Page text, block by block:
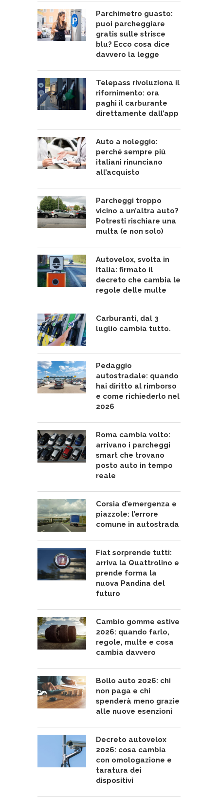
Parchimetro guasto:
puoi parcheggiare
gratis sulle strisce
blu? Ecco cosa dice
davvero la legge
Telepass rivoluziona il
rifornimento: ora
paghi il carburante
direttamente dall’app
Auto a noleggio:
perché sempre più
italiani rinunciano
all’acquisto
Parcheggi troppo
vicino a un’altra auto?
Potresti rischiare una
multa (e non solo)
Autovelox, svolta in
Italia: firmato il
decreto che cambia le
regole delle multe
Carburanti, dal 3
luglio cambia tutto.
Pedaggio
autostradale: quando
hai diritto al rimborso
e come richiederlo nel
2026
Roma cambia volto:
arrivano i parcheggi
smart che trovano
posto auto in tempo
reale
Corsia d’emergenza e
piazzole: l’errore
comune in autostrada
Fiat sorprende tutti:
arriva la Quattrolino e
prende forma la
nuova Pandina del
futuro
Cambio gomme estive
2026: quando farlo,
regole, multe e cosa
cambia davvero
Bollo auto 2026: chi
non paga e chi
spenderà meno grazie
alle nuove esenzioni
Decreto autovelox
2026: cosa cambia
con omologazione e
taratura dei
dispositivi